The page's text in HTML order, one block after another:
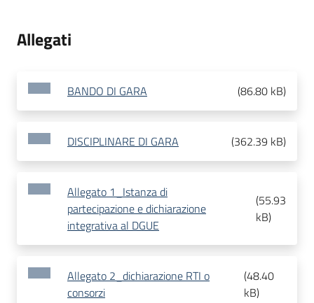
Allegati
BANDO DI GARA (86.80 kB)
DISCIPLINARE DI GARA (362.39 kB)
Allegato 1_Istanza di
partecipazione e dichiarazione
integrativa al DGUE
(55.93
kB)
Allegato 2_dichiarazione RTI o
consorzi
(48.40
kB)